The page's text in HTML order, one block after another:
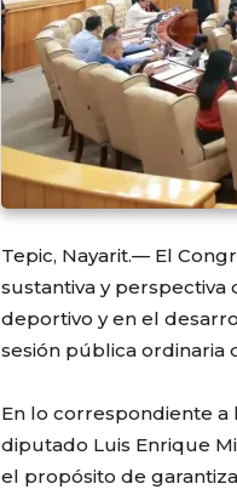
Tepic, Nayarit.— El
sustantiva y
deportivo y en el
sesión pública ordinaria
En lo correspondiente a
diputado Luis Enrique
el propósito de